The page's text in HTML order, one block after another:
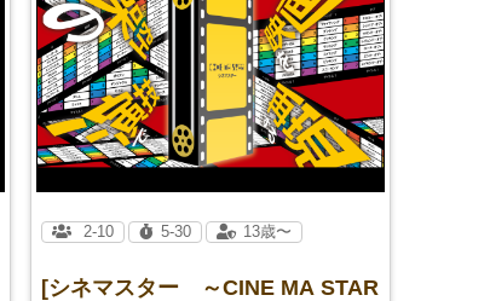
[シネマスター ～CINE MA STAR
2-10 5-30 13歳〜